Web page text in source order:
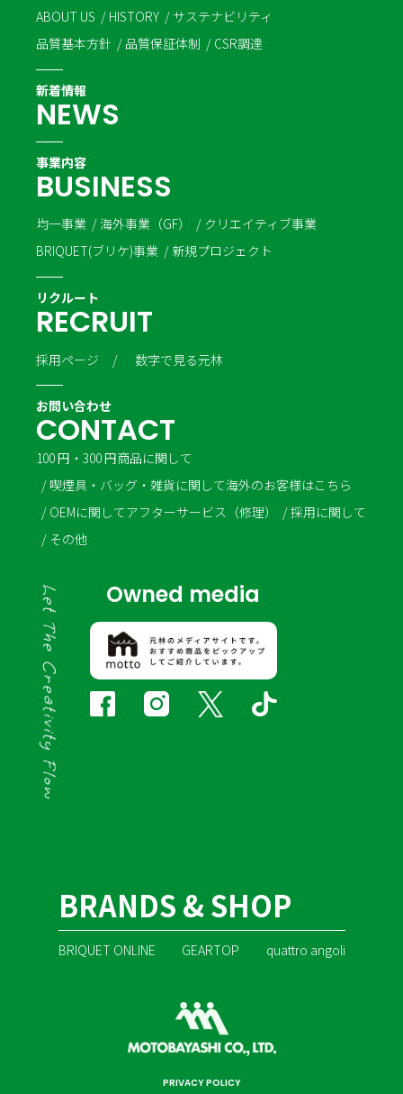
ABOUT US HISTORY
サステナビリティ
品質基本方針
品質保証体制 CSR調達
新着情報
NEWS
事業内容
BUSINESS
均一事業 海外事業（GF）
クリエイティブ事業
BRIQUET(ブリケ)事業
新規プロジェクト
リクルート
RECRUIT
採用ページ 数字で見る元林
お問い合わせ
CONTACT
100 円・300 円商品に関して
喫煙具・バッグ・雑貨に関して海外のお客様はこちら
OEMに関してアフターサービス（修理）
採用に関して
その他
Owned media
BRANDS & SHOP
BRIQUET ONLINE GEARTOP quattro angoli
PRIVACY POLICY